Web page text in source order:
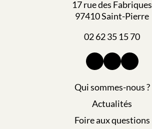
17 rue des Fabriques
97410 Saint-Pierre
02 62 35 15 70
Qui sommes-nous ?
Actualités
Foire aux questions